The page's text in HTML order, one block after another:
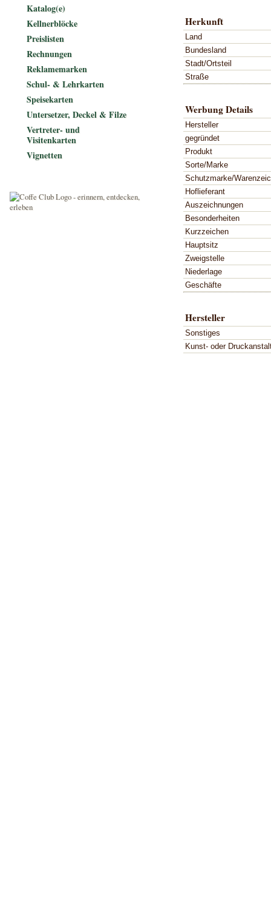
Herkunft
Land
Bundesland
Stadt/Ortsteil
Straße
Werbung Details
Hersteller
gegründet
Produkt
Sorte/Marke
Schutzmarke/
Hoflieferant
Auszeichnungen
Besonderheiten
Kurzzeichen
Hauptsitz
Zweigstelle
Niederlage
Geschäfte
Hersteller
Sonstiges
Kunst- oder
Katalog(e)
Kellnerblöcke
Preislisten
Rechnungen
Reklamemarken
Schul- & Lehrkarten
Speisekarten
Untersetzer, Deckel & Filze
Vertreter- und
Visitenkarten
Vignetten